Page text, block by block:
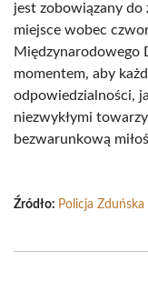
jest zobowiązany do
miejsce wobec
Międzynarodowego
momentem, aby
odpowiedzialności,
niezwykłymi
bezwarunkową
Źródło: Policja Zduńska